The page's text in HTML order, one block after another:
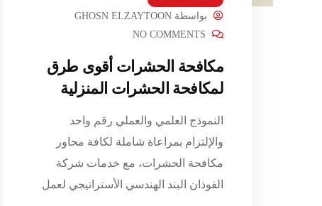
بواسطة GHOSN ELZAYTOON
NO COMMENTS
مكافحة الحشرات أقوى طرق
لمكافحة الحشرات المنزلية
النموذج العلمي والعملي رقم واحد
والإلتزام بمراعاة شاملة لكافة محاور
مكافحة الحشرات، مع خدمات شركة
الفوذان البند الهندسي الأستراتيجي لعمل